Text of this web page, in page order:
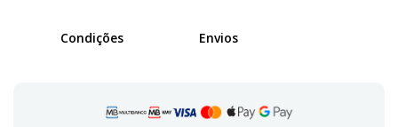
Condições Envios